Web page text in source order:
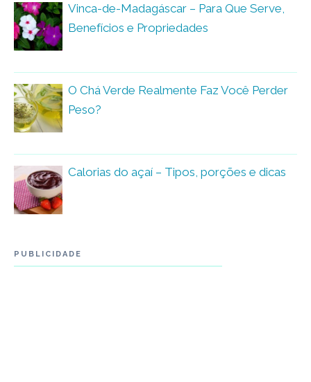
Vinca-de-Madagáscar – Para Que Serve,
Benefícios e Propriedades
O Chá Verde Realmente Faz Você Perder
Peso?
Calorias do açaí – Tipos, porções e dicas
PUBLICIDADE